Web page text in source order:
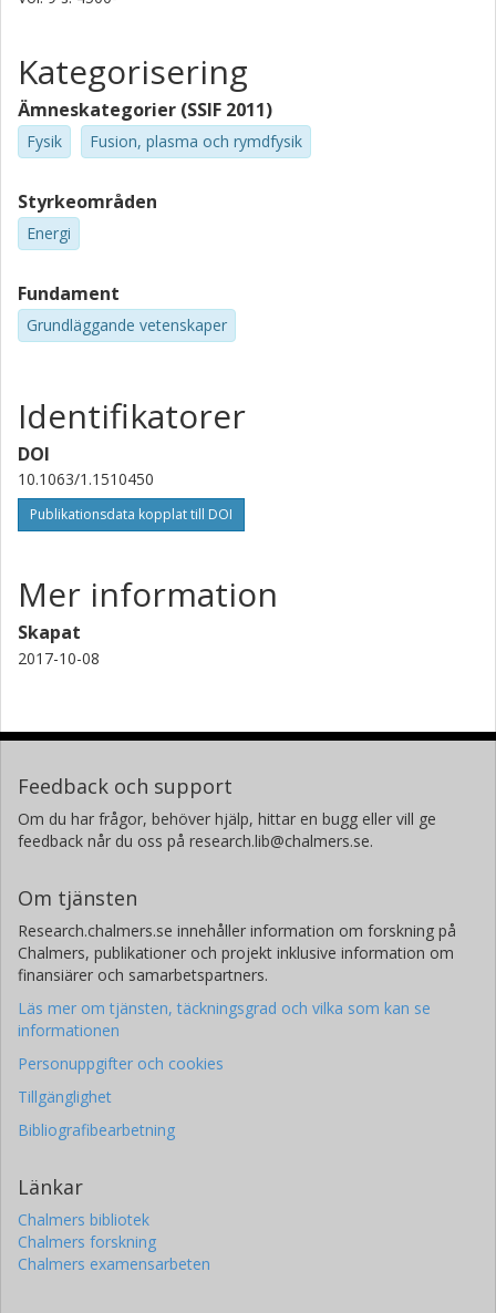
Kategorisering
Ämneskategorier (SSIF 2011)
Fysik Fusion, plasma och rymdfysik
Styrkeområden
Energi
Fundament
Grundläggande vetenskaper
Identifikatorer
DOI
10.1063/1.1510450
Publikationsdata kopplat till DOI
Mer information
Skapat
2017-10-08
Feedback och support
Om du har frågor, behöver hjälp, hittar en bugg eller vill ge
feedback når du oss på research.lib@chalmers.se.
Om tjänsten
Research.chalmers.se innehåller information om forskning på
Chalmers, publikationer och projekt inklusive information om
finansiärer och samarbetspartners.
Läs mer om tjänsten, täckningsgrad och vilka som kan se
informationen
Personuppgifter och cookies
Tillgänglighet
Bibliografibearbetning
Länkar
Chalmers bibliotek
Chalmers forskning
Chalmers examensarbeten